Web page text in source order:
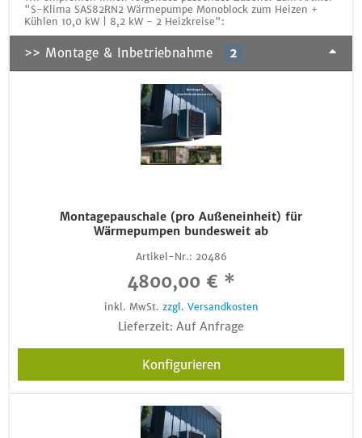
"S-Klima SAS82RN2 Wärmepumpe Monoblock zum Heizen +
Kühlen 10,0 kW | 8,2 kW - 2 Heizkreise":
>> Montage & Inbetriebnahme 2
Montagepauschale (pro Außeneinheit) für
Wärmepumpen bundesweit ab
Artikel-Nr.: 20486
4800,00 € *
inkl. MwSt. zzgl. Versandkosten
Lieferzeit: Auf Anfrage
Konfigurieren